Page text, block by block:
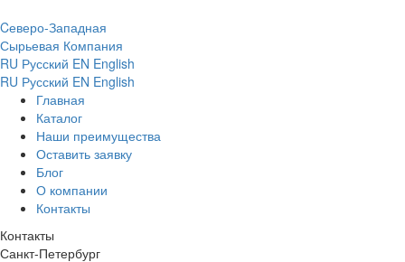
Cеверо-Западная
Сырьевая Компания
RU Русский EN English
RU Русский EN English
Главная
Каталог
Наши преимущества
Оставить заявку
Блог
О компании
Контакты
Контакты
Санкт-Петербург